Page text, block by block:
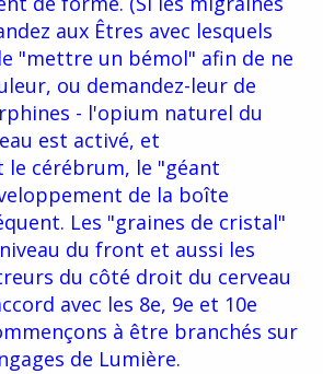
aux Êtres avec lesquels
"mettre un bémol" afin de ne
ou demandez-leur de
- l'opium naturel du
est activé, et
cérébrum, le "géant
de la boîte
Les "graines de cristal"
du front et aussi les
du côté droit du cerveau
avec les 8e, 9e et 10e
à être branchés sur
de Lumière.